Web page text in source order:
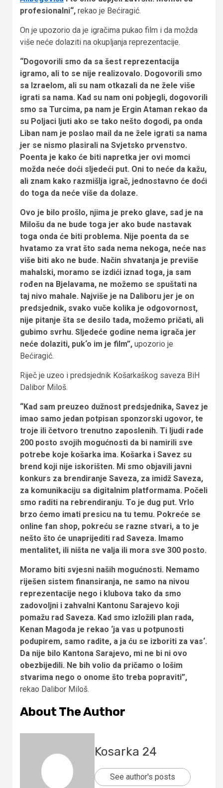
profesionalni“, rekao je Bećiragić.
On je upozorio da je igračima pukao film i da možda
više neće dolaziti na okupljanja reprezentacije.
“Dogovorili smo da sa šest reprezentacija
igramo, ali to se nije realizovalo. Dogovorili smo
sa Izraelom, ali su nam otkazali da ne žele više
igrati sa nama. Kad su nam oni pobjegli, dogovorili
smo sa Turcima, pa nam je Ergin Ataman rekao da
su Poljaci ljuti ako se tako nešto dogodi, pa onda
Liban nam je poslao mail da ne žele igrati sa nama
jer se nismo plasirali na Svjetsko prvenstvo.
Poenta je kako će biti napretka jer ovi momci
možda neće doći sljedeći put. Oni to neće da kažu,
ali znam kako razmišlja igrač, jednostavno će doći
do toga da neće više da dolaze.
Ovo je bilo prošlo, njima je preko glave, sad je na
Milošu da ne bude toga jer ako bude nastavak
toga onda će biti problema. Nije poenta da se
hvatamo za vrat što sada nema nekoga, neće nas
više biti ako ne bude. Način shvatanja je previše
mahalski, moramo se izdići iznad toga, ja sam
rođen na Bjelavama, ne možemo se spuštati na
taj nivo mahale. Najviše je na Daliboru jer je on
predsjednik, svako vuče kolika je odgovornost,
nije pitanje šta se desilo tada, možemo pričati, ali
gubimo svrhu. Sljedeće godine nema igrača jer
neće dolaziti, puk‘o im je film”, upozorio je
Bećiragić.
Riječ je uzeo i predsjednik Košarkaškog saveza BiH
Dalibor Miloš.
“Kad sam preuzeo dužnost predsjednika, Savez je
imao samo jedan potpisan sponzorski ugovor, te
troje ili četvoro trenutno zaposlenih. Ti ljudi rade
200 posto svojih mogućnosti da bi namirili sve
potrebe koje košarka ima. Košarka i Savez su
brend koji nije iskorišten. Mi smo objavili javni
konkurs za brendiranje Saveza, za imidž Saveza,
za komunikaciju sa digitalnim platformama. Počeli
smo raditi na rebrendiranju. To je dug put. Vrlo
brzo ćemo imati presicu na tu temu. Pokreće se
online fan shop, pokreću se razne stvari, a to je
nešto što će unaprijediti rad Saveza. Imamo
mentalitet, ili ništa ne valja ili mora sve 300 posto.
Moramo biti svjesni naših mogućnosti. Nemamo
riješen sistem finansiranja, ne samo na nivou
reprezentacije nego i klubova tako da smo
zadovoljni i zahvalni Kantonu Sarajevo koji
pomažu rad Saveza. Kad smo izložili plan rada,
Kenan Magoda je rekao ‘ja vas u potpunosti
podupirem, samo radite, a ja ću se izboriti za vas‘.
Da nije bilo Kantona Sarajevo, mi ne bi ni ovo
obezbijedili. Ne bih volio da pričamo o lošim
stvarima nego o onome što treba popraviti”,
rekao Dalibor Miloš.
About The Author
Kosarka 24
See author's posts